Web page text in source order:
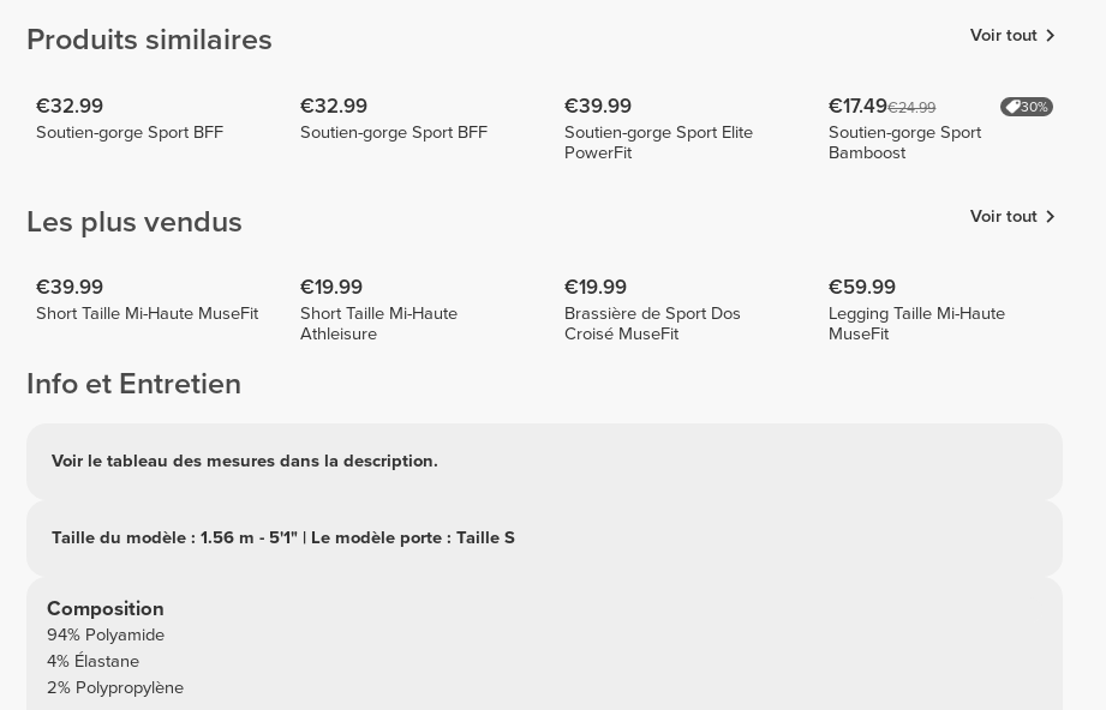
Produits similaires Voir tout
€32.99
Soutien-gorge Sport BFF
€32.99
Soutien-gorge Sport BFF
€39.99
Soutien-gorge Sport Elite
PowerFit
€17.49€24.99 30%
Soutien-gorge Sport
Bamboost
Les plus vendus Voir tout
€39.99
Short Taille Mi-Haute MuseFit
€19.99
Short Taille Mi-Haute
Athleisure
€19.99
Brassière de Sport Dos
Croisé MuseFit
€59.99
Legging Taille Mi-Haute
MuseFit
Info et Entretien
Voir le tableau des mesures dans la description.
Taille du modèle : 1.56 m - 5'1" | Le modèle porte : Taille S
Composition
94% Polyamide
4% Élastane
2% Polypropylène